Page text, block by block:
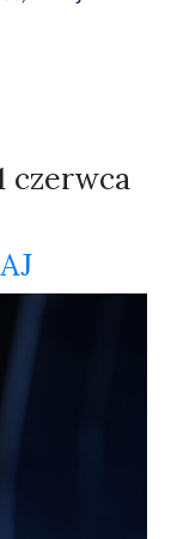
czerwca